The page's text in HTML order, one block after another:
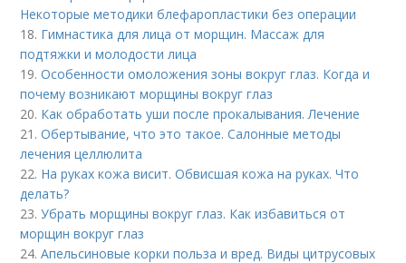
Некоторые методики блефаропластики без операции
18. Гимнастика для лица от морщин. Массаж для
подтяжки и молодости лица
19.Особенности омоложения зоны вокруг глаз. Когда и
почему возникают морщины вокруг глаз
20. Как обработать уши после прокалывания. Лечение
21.Обертывание, что это такое. Салонные методы
лечения целлюлита
22. На руках кожа висит. Обвисшая кожа на руках. Что
делать?
23.Убрать морщины вокруг глаз. Как избавиться от
морщин вокруг глаз
24.Апельсиновые корки польза и вред. Виды цитрусовых